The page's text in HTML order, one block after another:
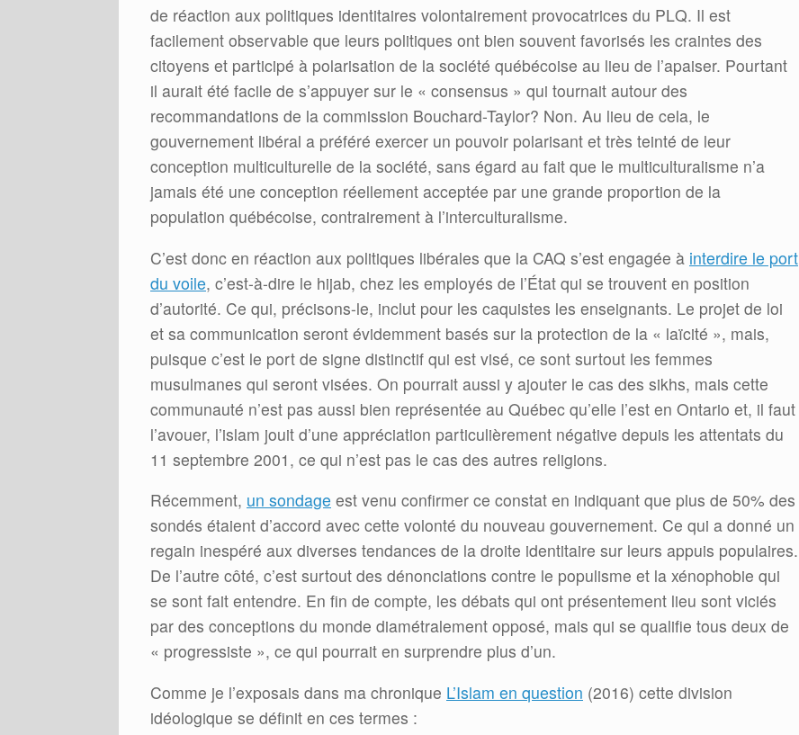
de réaction aux politiques identitaires volontairement provocatrices du PLQ. Il est
facilement observable que leurs politiques ont bien souvent favorisés les craintes des
citoyens et participé à polarisation de la société québécoise au lieu de l’apaiser. Pourtant
il aurait été facile de s’appuyer sur le « consensus » qui tournait autour des
recommandations de la commission Bouchard-Taylor? Non. Au lieu de cela, le
gouvernement libéral a préféré exercer un pouvoir polarisant et très teinté de leur
conception multiculturelle de la société, sans égard au fait que le multiculturalisme n’a
jamais été une conception réellement acceptée par une grande proportion de la
population québécoise, contrairement à l’interculturalisme.
C’est donc en réaction aux politiques libérales que la CAQ s’est engagée à interdire le port
du voile, c’est-à-dire le hijab, chez les employés de l’État qui se trouvent en position
d’autorité. Ce qui, précisons-le, inclut pour les caquistes les enseignants. Le projet de loi
et sa communication seront évidemment basés sur la protection de la « laïcité », mais,
puisque c’est le port de signe distinctif qui est visé, ce sont surtout les femmes
musulmanes qui seront visées. On pourrait aussi y ajouter le cas des sikhs, mais cette
communauté n’est pas aussi bien représentée au Québec qu’elle l’est en Ontario et, il faut
l’avouer, l’islam jouit d’une appréciation particulièrement négative depuis les attentats du
11 septembre 2001, ce qui n’est pas le cas des autres religions.
Récemment, un sondage est venu confirmer ce constat en indiquant que plus de 50% des
sondés étaient d’accord avec cette volonté du nouveau gouvernement. Ce qui a donné un
regain inespéré aux diverses tendances de la droite identitaire sur leurs appuis populaires.
De l’autre côté, c’est surtout des dénonciations contre le populisme et la xénophobie qui
se sont fait entendre. En fin de compte, les débats qui ont présentement lieu sont viciés
par des conceptions du monde diamétralement opposé, mais qui se qualifie tous deux de
« progressiste », ce qui pourrait en surprendre plus d’un.
Comme je l’exposais dans ma chronique L’Islam en question (2016) cette division
idéologique se définit en ces termes :